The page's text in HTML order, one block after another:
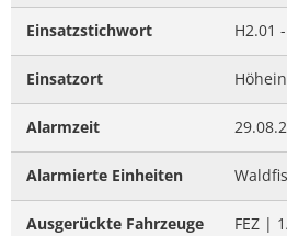
Einsatzstichwort H2.01
Einsatzort
Alarmzeit
Alarmierte Einheiten
Ausgerückte Fahrzeuge FEZ |